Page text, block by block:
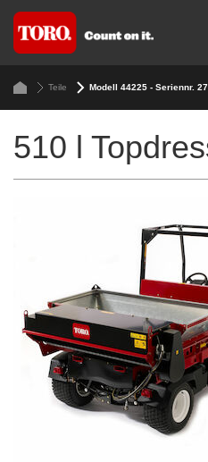
Teile Modell 44225 - Seriennr.
510 l